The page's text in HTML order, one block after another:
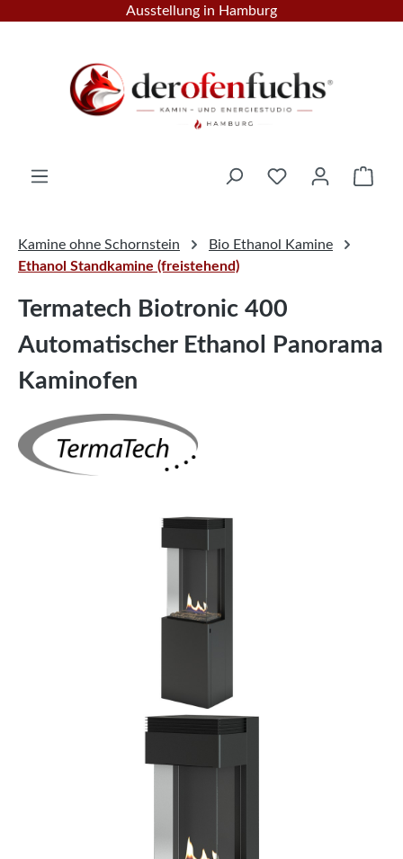
Zum Hauptinhalt springen
Ausstellung in Hamburg
Kamine ohne Schornstein
Bio Ethanol Kamine
Ethanol Standkamine (freistehend)
Termatech Biotronic 400
Automatischer Ethanol Panorama
Kaminofen
Bildergalerie überspringen